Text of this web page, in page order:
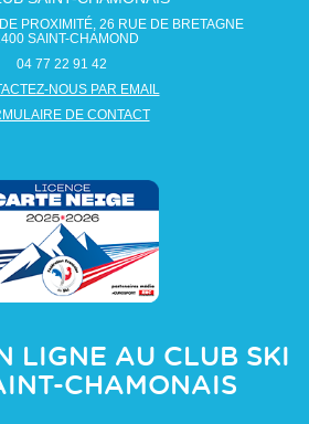
PROXIMITÉ, 26 RUE DE BRETAGNE
SAINT-CHAMOND
04 77 22 91 42
NOUS PAR EMAIL
DE CONTACT
LIGNE AU CLUB SKI
CHAMONAIS